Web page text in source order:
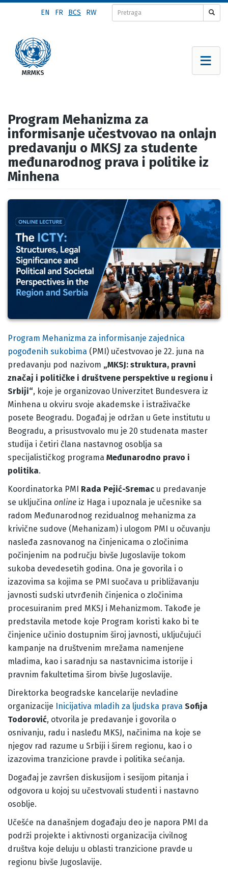
content
EN FR BCS RW
Program Mehanizma za
informisanje učestvovao na onlajn
predavanju o MKSJ za studente
međunarodnog prava i politike iz
Minhena
Body
Program Mehanizma za informisanje zajednica
pogođenih sukobima (PMI) učestvovao je 22. juna na
predavanju pod nazivom „MKSJ: struktura, pravni
značaj i političke i društvene perspektive u regionu i
Srbiji“, koje je organizovao Univerzitet Bundesvera iz
Minhena u okviru svoje akademske i istraživačke
posete Beogradu. Događaj je održan u Gete institutu u
Beogradu, a prisustvovalo mu je 20 studenata master
studija i četiri člana nastavnog osoblja sa
specijalističkog programa Međunarodno pravo i
politika.
Koordinatorka PMI Rada Pejić-Sremac u predavanje
se uključina online iz Haga i upoznala je učesnike sa
radom Međunarodnog rezidualnog mehanizma za
krivične sudove (Mehanizam) i ulogom PMI u očuvanju
nasleđa zasnovanog na činjenicama o zločinima
počinjenim na području bivše Jugoslavije tokom
sukoba devedesetih godina. Ona je govorila i o
izazovima sa kojima se PMI suočava u približavanju
javnosti sudski utvrđenih činjenica o zločinima
procesuiranim pred MKSJ i Mehanizmom. Takođe je
predstavila metode koje Program koristi kako bi te
činjenice učinio dostupnim široj javnosti, uključujući
kampanje na društvenim mrežama namenjene
mladima, kao i saradnju sa nastavnicima istorije i
pravnim fakultetima širom bivše Jugoslavije.
Direktorka beogradske kancelarije nevladine
organizacije Inicijativa mladih za ljudska prava Sofija
Todorović, otvorila je predavanje i govorila o
osnivanju, radu i nasleđu MKSJ, načinima na koje se
njegov rad razume u Srbiji i širem regionu, kao i o
izazovima tranzicione pravde i politika sećanja.
Događaj je završen diskusijom i sesijom pitanja i
odgovora u kojoj su učestvovali studenti i nastavno
osoblje.
Učešće na današnjem događaju deo je napora PMI da
podrži projekte i aktivnosti organizacija civilnog
društva koje deluju u oblasti tranzicione pravde u
regionu bivše Jugoslavije.